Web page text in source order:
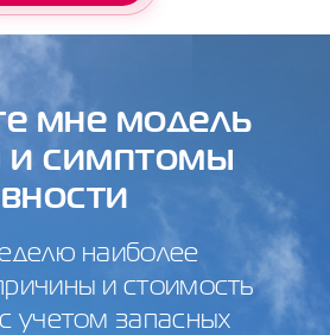
мне модель
и симптомы
наиболее
и стоимость
учетом запасных